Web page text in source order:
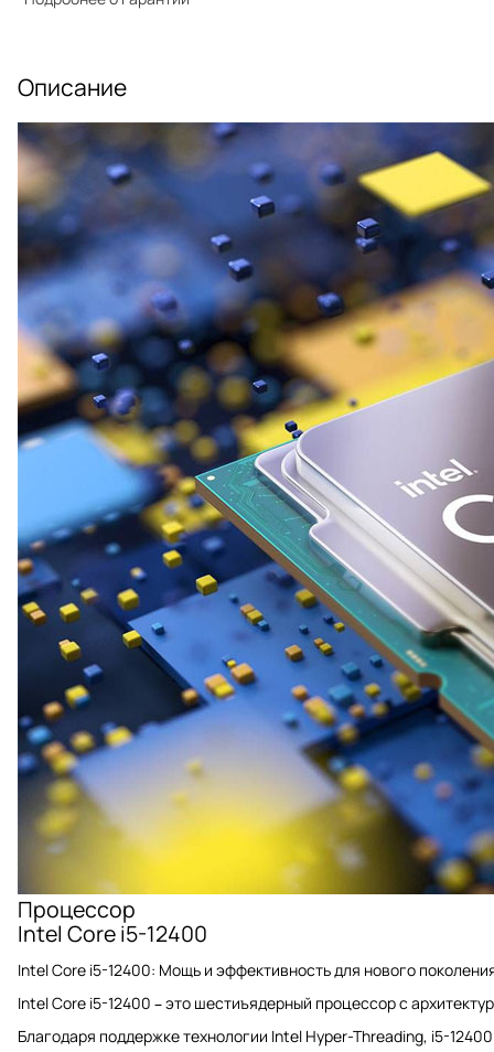
Описание
Процессор
Intel Core i5-12400
Intel Core i5-12400: Мощь и эффективность для нового
Intel Core i5-12400 – это шестиъядерный процессор с
Благодаря поддержке технологии Intel Hyper-Threading, i5-